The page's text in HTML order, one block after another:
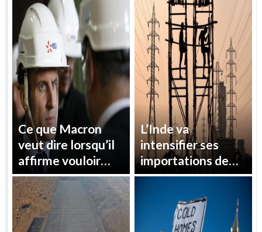
Ce que Macron
veut dire lorsqu’il
affirme vouloir
« reprendre le
contrôle » des prix
de l’électricité en
France
L’Inde va
intensifier ses
importations de
gaz pour répondre
d’électricité
estivale